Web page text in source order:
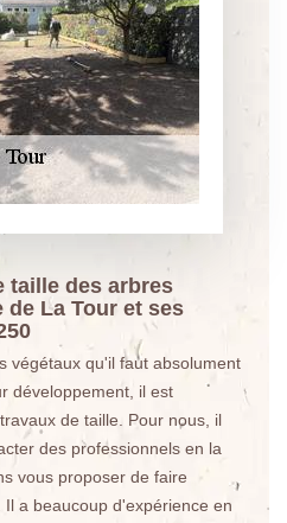
taille des arbres
La Tour et ses
végétaux qu'il faut absolument
développement, il est
de taille. Pour nous, il
des professionnels en la
vous proposer de faire
a beaucoup d'expérience en